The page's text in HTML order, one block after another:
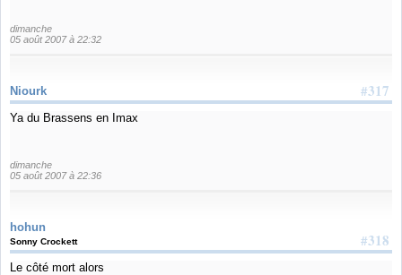
dimanche
05 août 2007 à 22:32
#317
Niourk
Ya du Brassens en Imax
dimanche
05 août 2007 à 22:36
hohun
#318
Sonny Crockett
Le côté mort alors